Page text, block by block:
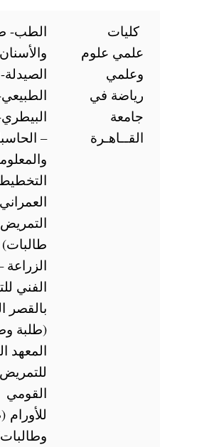
علمي علوم
الطب- طب الفم
والأسنان-
الصيدلة- العلاج
الطبيعي- الطب
البيطري- الهندسة
– الحاسبات
والمعلومات-
التمريض (طلبة –
طالبات) – العلوم-
الزراعة – المعهد
الفني للتمريض
بالقصر العيني
(طلبة وطالبات)-
المعهد الفني
للتمريض بالمعهد
للأورام (طلبة
وطالبات) – المعهد